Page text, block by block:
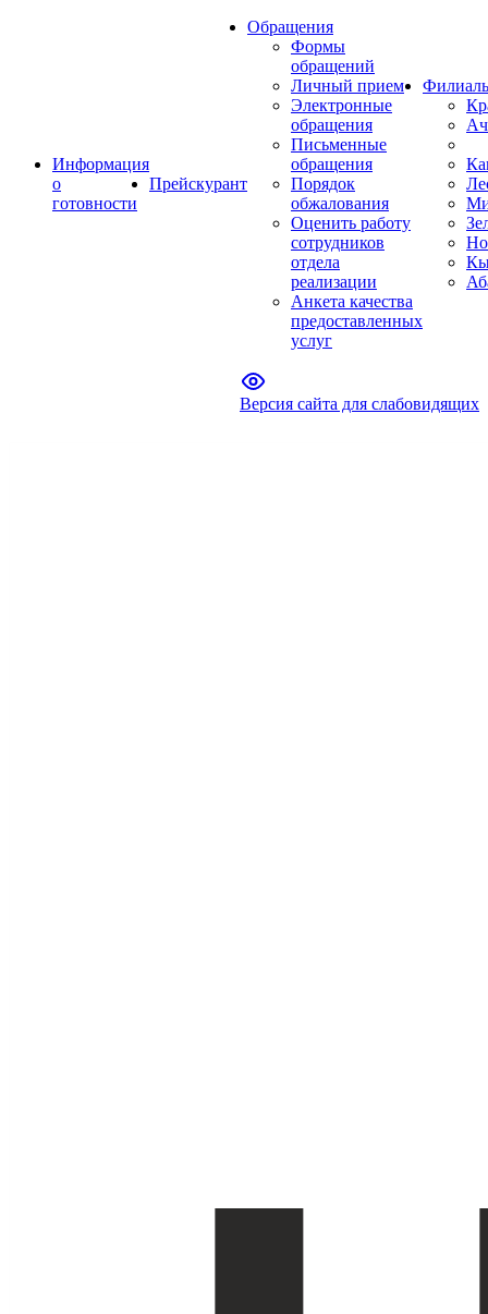
Информация
о
готовности
Прейскурант
Обращения
Формы
обращений
Личный прием
Электронные
обращения
Письменные
обращения
Порядок
обжалования
Оценить работу
сотрудников
отдела
реализации
Анкета качества
предоставленных
услуг
Версия сайта для слабовидящих